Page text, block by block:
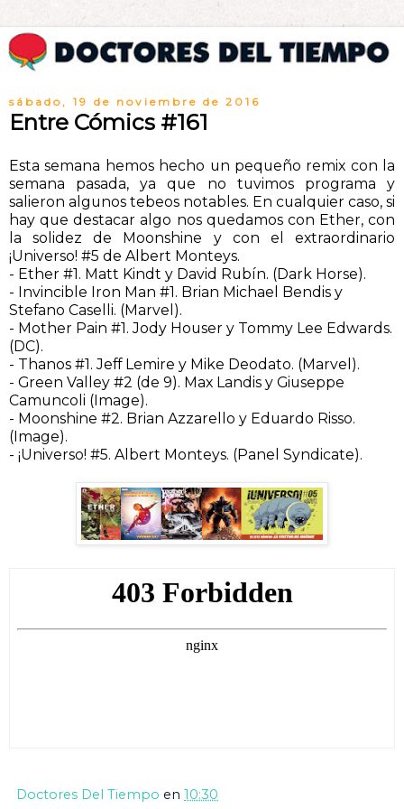
sábado, 19 de noviembre de 2016
Entre Cómics #161
Esta semana hemos hecho un pequeño remix con la
semana pasada, ya que no tuvimos programa y
salieron algunos tebeos notables. En cualquier caso, si
hay que destacar algo nos quedamos con Ether, con
la solidez de Moonshine y con el extraordinario
¡Universo! #5 de Albert Monteys.
- Ether #1. Matt Kindt y David Rubín. (Dark Horse).
- Invincible Iron Man #1. Brian Michael Bendis y
Stefano Caselli. (Marvel).
- Mother Pain #1. Jody Houser y Tommy Lee Edwards.
(DC).
- Thanos #1. Jeff Lemire y Mike Deodato. (Marvel).
- Green Valley #2 (de 9). Max Landis y Giuseppe
Camuncoli (Image).
- Moonshine #2. Brian Azzarello y Eduardo Risso.
(Image).
- ¡Universo! #5. Albert Monteys. (Panel Syndicate).
Doctores Del Tiempo en 10:30